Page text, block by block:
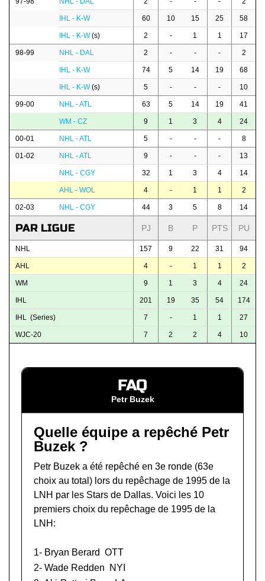
IHL - K-W 60 10 15 25 58
IHL - K-W(s) 2 - 1 1 17
98-99 NHL - DAL 2 - - - 2
IHL - K-W 74 5 14 19 68
IHL - K-W(s) 5 - - - 10
99-00 NHL - ATL 63 5 14 19 41
WM - CZ 9 1 3 4 24
00-01 NHL - ATL 5 - - - 8
01-02 NHL - ATL 9 - - - 13
NHL - CGY 32 1 3 4 14
AHL - WOL 4 - 1 1 2
02-03 NHL - CGY 44 3 5 8 14
PAR LIGUE PJ B P PTS PU
NHL 157 9 22 31 94
AHL 4 - 1 1 2
WM 9 1 3 4 24
IHL 201 19 35 54 174
IHL (Series) 7 - 1 1 27
WJC-20 7 2 2 4 10
FAQ
Petr Buzek
Quelle équipe a repêché Petr
Buzek ?
Petr Buzek a été repêché en 3e ronde (63e
choix au total) lors du repêchage de 1995 de la
LNH par les Stars de Dallas. Voici les 10
premiers choix du repêchage de 1995 de la
LNH:
1- Bryan Berard OTT
2- Wade Redden
NYI